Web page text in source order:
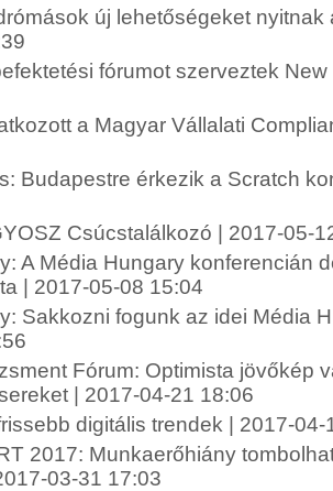
új lehetőségeket nyitnak
fórumot szerveztek
a Magyar Vállalati
Budapestre érkezik a Scratch
Csúcstalálkozó | 2017-05-
A Média Hungary konferencián
| 2017-05-08 15:04
Sakkozni fogunk az idei Média
Fórum: Optimista jövőkép
| 2017-04-21 18:06
digitális trendek | 2017-04-
2017: Munkaerőhiány
03-31 17:03